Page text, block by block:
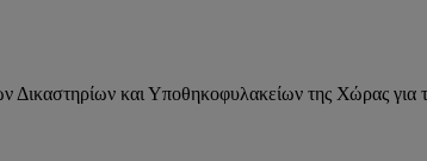
και Υποθηκοφυλακείων της Χώρας για